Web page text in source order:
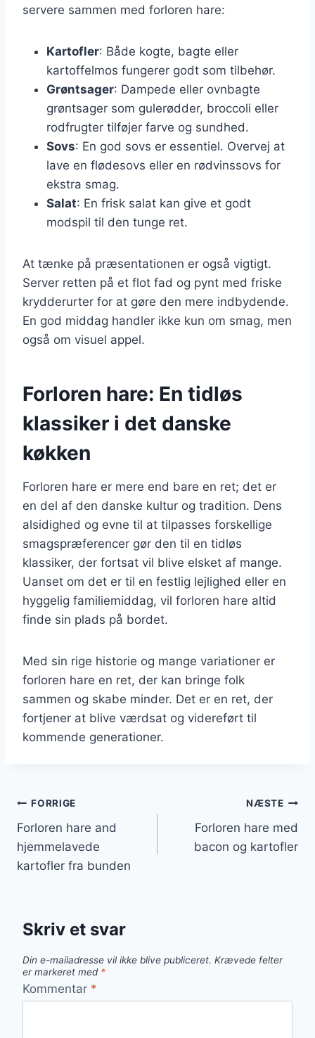
servere sammen med forloren hare:
Kartofler: Både kogte, bagte eller
kartoffelmos fungerer godt som tilbehør.
Grøntsager: Dampede eller ovnbagte
grøntsager som gulerødder, broccoli eller
rodfrugter tilføjer farve og sundhed.
Sovs: En god sovs er essentiel. Overvej at
lave en flødesovs eller en rødvinssovs for
ekstra smag.
Salat: En frisk salat kan give et godt
modspil til den tunge ret.
At tænke på præsentationen er også vigtigt.
Server retten på et flot fad og pynt med friske
krydderurter for at gøre den mere indbydende.
En god middag handler ikke kun om smag, men
også om visuel appel.
Forloren hare: En tidløs
klassiker i det danske
køkken
Forloren hare er mere end bare en ret; det er
en del af den danske kultur og tradition. Dens
alsidighed og evne til at tilpasses forskellige
smagspræferencer gør den til en tidløs
klassiker, der fortsat vil blive elsket af mange.
Uanset om det er til en festlig lejlighed eller en
hyggelig familiemiddag, vil forloren hare altid
finde sin plads på bordet.
Med sin rige historie og mange variationer er
forloren hare en ret, der kan bringe folk
sammen og skabe minder. Det er en ret, der
fortjener at blive værdsat og videreført til
kommende generationer.
Indlægsnavigation
FORRIGE
Forloren hare and
hjemmelavede
kartofler fra bunden
NÆSTE
Forloren hare med
bacon og kartofler
Skriv et svar
Din e-mailadresse vil ikke blive publiceret. Krævede felter
er markeret med *
Kommentar *